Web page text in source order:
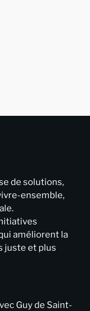
de solutions,
ensemble,
améliorent la
juste et plus
Guy de Saint-